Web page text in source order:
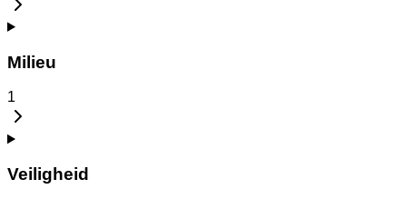
Milieu
1
Veiligheid